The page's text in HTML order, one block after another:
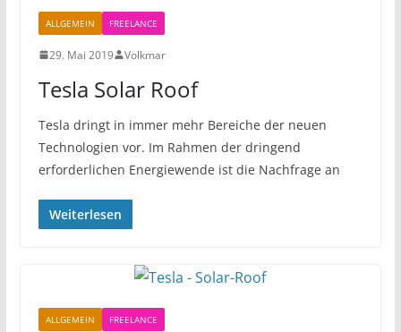
ALLGEMEIN FREELANCE
29. Mai 2019 Volkmar
Tesla Solar Roof
Tesla dringt in immer mehr Bereiche der neuen
Technologien vor. Im Rahmen der dringend
erforderlichen Energiewende ist die Nachfrage an
Weiterlesen
ALLGEMEIN FREELANCE